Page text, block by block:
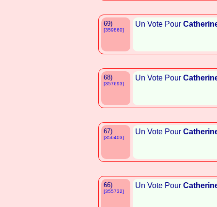
69)
[359860]
Un Vote Pour
68)
[357693]
Un Vote Pour
67)
[356403]
Un Vote Pour
66)
[355732]
Un Vote Pour